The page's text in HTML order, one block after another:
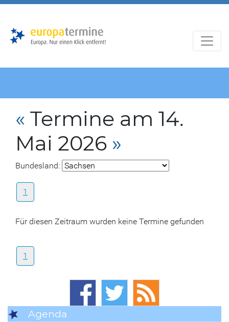
« Termine am 14.
Mai 2026 »
Bundesland:
1
Für diesen Zeitraum wurden keine Termine gefunden
1
Agenda